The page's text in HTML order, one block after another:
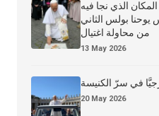
المكان الذي نجا فيه
يوحنا بولس الثاني
من محاولة اغتيال
13 May 2026
في سرّ الكنيسة
20 May 2026